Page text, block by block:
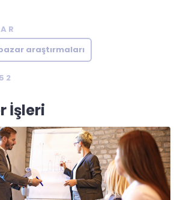
araştırmaları
İşleri